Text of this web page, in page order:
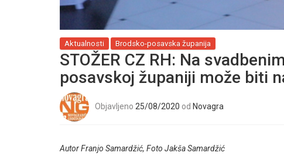
Aktualnosti Brodsko-posavska županija
STOŽER CZ RH: Na
posavskoj županiji može biti
Objavljeno 25/08/2020 od Novagra
Autor Franjo Samardžić, Foto Jakša Samardžić